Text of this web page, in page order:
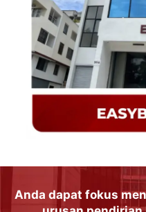
Anda dapat fokus